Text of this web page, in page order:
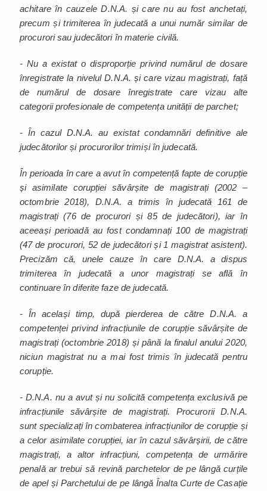
achitare în cauzele D.N.A. și care nu au fost anchetați,
precum și trimiterea în judecată a unui număr similar de
procurori sau judecători în materie civilă.
- Nu a existat o disproporție privind numărul de dosare
înregistrate la nivelul D.N.A. și care vizau magistrați, față
de numărul de dosare înregistrate care vizau alte
categorii profesionale de competența unității de parchet;
- În cazul D.N.A. au existat condamnări definitive ale
judecătorilor și procurorilor trimiși în judecată.
În perioada în care a avut în competență fapte de corupție
și asimilate corupției săvârșite de magistrați (2002 –
octombrie 2018), D.N.A. a trimis în judecată 161 de
magistrați (76 de procurori și 85 de judecători), iar în
aceeași perioadă au fost condamnați 100 de magistrați
(47 de procurori, 52 de judecători și 1 magistrat asistent).
Precizăm că, unele cauze în care D.N.A. a dispus
trimiterea în judecată a unor magistrați se află în
continuare în diferite faze de judecată.
- În același timp, după pierderea de către D.N.A. a
competenței privind infracțiunile de corupție săvârșite de
magistrați (octombrie 2018) și până la finalul anului 2020,
niciun magistrat nu a mai fost trimis în judecată pentru
corupție.
- D.N.A. nu a avut și nu solicită competența exclusivă pe
infracțiunile săvârșite de magistrați. Procurorii D.N.A.
sunt specializați în combaterea infracțiunilor de corupție și
a celor asimilate corupției, iar în cazul săvârșirii, de către
magistrați, a altor infracțiuni, competența de urmărire
penală ar trebui să revină parchetelor de pe lângă curțile
de apel și Parchetului de pe lângă Înalta Curte de Casație